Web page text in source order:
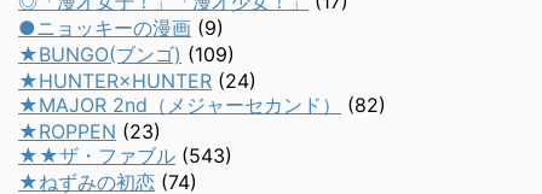
●ニョッキーの漫画 (9)
★BUNGO(ブンゴ) (109)
★HUNTER×HUNTER (24)
★MAJOR 2nd（メジャーセカンド）
(82)
★ROPPEN (23)
★★ザ・ファブル (543)
★ねずみの初恋 (74)